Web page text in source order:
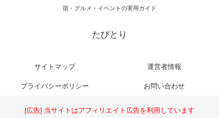
宿・グルメ・イベントの実用ガイド
たびとり
サイトマップ 運営者情報
プライバシーポリシー お問い合わせ
[広告] 当サイトはアフィリエイト広告を利用しています